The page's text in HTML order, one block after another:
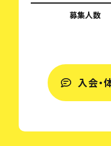
募集人数
入会・